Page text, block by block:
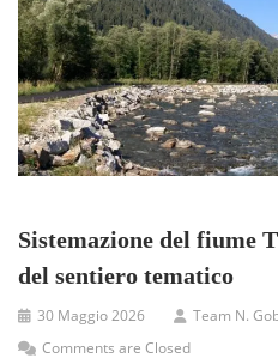
Sistemazione del fiume
del sentiero tematico
30 Maggio 2026 Team N.
Comments are Closed